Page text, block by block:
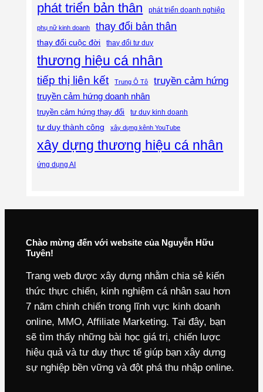
phát triển bản thân phát triển doanh nghiệp
phụ nữ kinh doanh thay đổi bản thân
thay đổi cuộc đời thay đổi tư duy
thương hiệu cá nhân
tiếp thị liên kết Trung Ô Tô truyền cảm hứng
truyền cảm hứng doanh nhân
truyền cảm hứng thay đổi tư duy kinh doanh
tư duy thành công xây dựng kênh YouTube
xây dựng thương hiệu cá nhân
ứng dụng AI
Chào mừng đến với website của Nguyễn Hữu
Tuyên!
Trang web được xây dựng nhằm chia sẻ kiến
thức thực chiến, kinh nghiệm cá nhân sau hơn
7 năm chinh chiến trong lĩnh vực kinh doanh
online, MMO, Affiliate Marketing. Tại đây, bạn
sẽ tìm thấy những bài học giá trị, chiến lược
hiệu quả và tư duy thực tế giúp bạn xây dựng
sự nghiệp bền vững và đột phá thu nhập online.